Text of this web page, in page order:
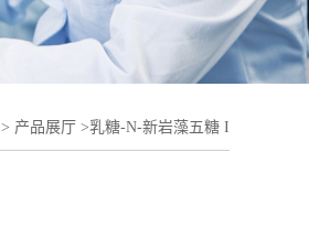
> 产品展厅 >乳糖-N-新岩藻五糖 I